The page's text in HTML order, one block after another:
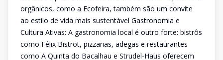
orgânicos, como a Ecofeira, também são um convite
ao estilo de vida mais sustentável Gastronomia e
Cultura Ativas: A gastronomia local é outro forte: bistrôs
como Félix Bistrot, pizzarias, adegas e restaurantes
como A Quinta do Bacalhau e Strudel-Haus oferecem